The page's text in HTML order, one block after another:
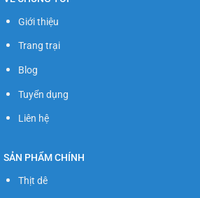
Giới thiệu
Trang trại
Blog
Tuyển dụng
Liên hệ
SẢN PHẨM CHÍNH
Thịt dê